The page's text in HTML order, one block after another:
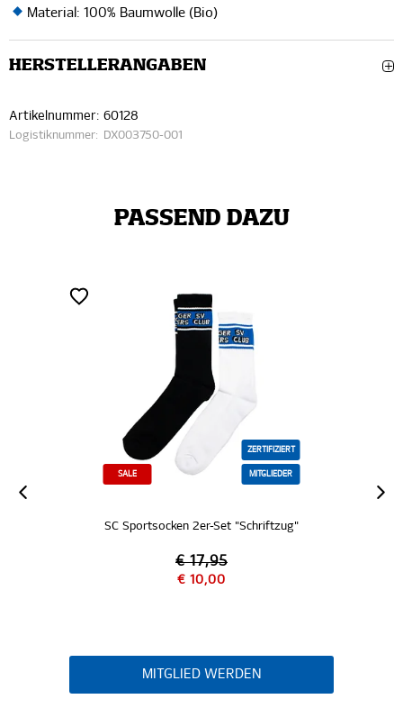
Material: 100% Baumwolle (Bio)
HERSTELLERANGABEN
Artikelnummer: 60128
Logistiknummer: DX003750-001
PASSEND DAZU
SALE
ZERTIFIZIERT
MITGLIEDER
SC Sportsocken 2er-Set "Schriftzug"
€ 17,95
€ 10,00
MITGLIED WERDEN